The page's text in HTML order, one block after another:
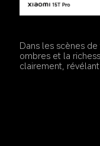
Dans les scènes
ombres et la
clairement,